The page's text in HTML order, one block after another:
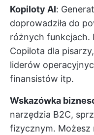
Kopiloty AI:
doprowadziła do
różnych funkcjach.
Copilota dla
liderów
finansistów itp.
Wskazówka
narzędzia B2C,
fizycznym. Możesz